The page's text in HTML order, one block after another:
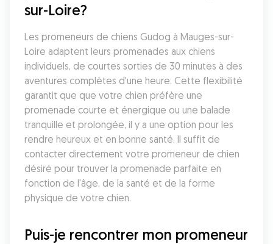
sur-Loire?
Les promeneurs de chiens Gudog à Mauges-sur-
Loire adaptent leurs promenades aux chiens
individuels, de courtes sorties de 30 minutes à des
aventures complètes d'une heure. Cette flexibilité
garantit que que votre chien préfère une
promenade courte et énergique ou une balade
tranquille et prolongée, il y a une option pour les
rendre heureux et en bonne santé. Il suffit de
contacter directement votre promeneur de chien
désiré pour trouver la promenade parfaite en
fonction de l'âge, de la santé et de la forme
physique de votre chien.
Puis-je rencontrer mon promeneur